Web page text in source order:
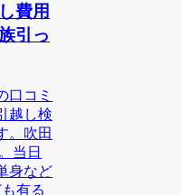
費用
引っ
口コミ
越し検
。吹田
当日
身など
有る